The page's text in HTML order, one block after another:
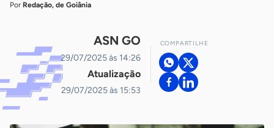
Por Redação, de Goiânia
ASN GO
29/07/2025 às 14:26
Atualização
29/07/2025 às 15:53
COMPARTILHE